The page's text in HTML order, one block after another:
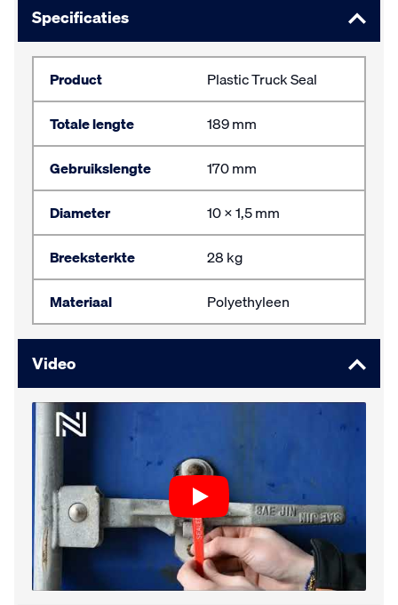
Specificaties
Product
Plastic Truck Seal
Totale lengte
189 mm
Gebruikslengte
170 mm
Diameter
10 x 1,5 mm
Breeksterkte
28 kg
Materiaal
Polyethyleen
Video